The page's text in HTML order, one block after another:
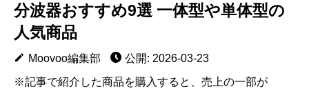
分波器おすすめ9選 一体型や単体型の
人気商品
Moovoo編集部
公開: 2026-03-23
※記事で紹介した商品を購入すると、売上の一部が